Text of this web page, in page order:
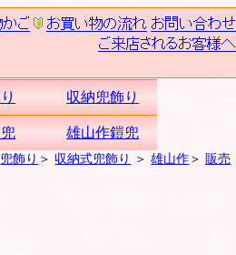
収納兜飾り
雄山作鎧兜
兜飾り ＞ 収納式兜飾り ＞雄山作＞ 販売